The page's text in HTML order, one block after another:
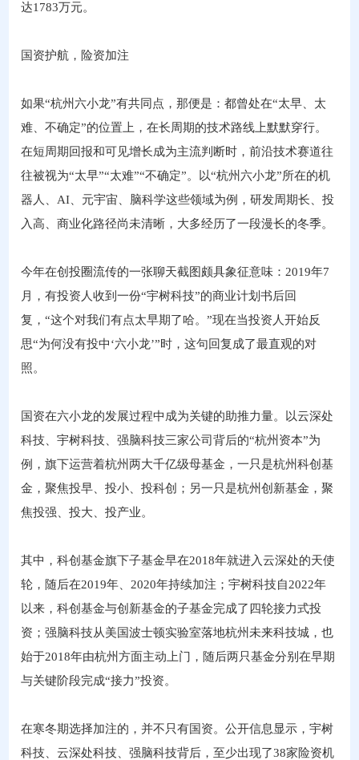
达1783万元。
国资护航，险资加注
如果“杭州六小龙”有共同点，那便是：都曾处在“太早、太
难、不确定”的位置上，在长周期的技术路线上默默穿行。
在短周期回报和可见增长成为主流判断时，前沿技术赛道往
往被视为“太早”“太难”“不确定”。以“杭州六小龙”所在的机
器人、AI、元宇宙、脑科学这些领域为例，研发周期长、投
入高、商业化路径尚未清晰，大多经历了一段漫长的冬季。
今年在创投圈流传的一张聊天截图颇具象征意味：2019年7
月，有投资人收到一份“宇树科技”的商业计划书后回
复，“这个对我们有点太早期了哈。”现在当投资人开始反
思“为何没有投中‘六小龙’”时，这句回复成了最直观的对
照。
国资在六小龙的发展过程中成为关键的助推力量。以云深处
科技、宇树科技、强脑科技三家公司背后的“杭州资本”为
例，旗下运营着杭州两大千亿级母基金，一只是杭州科创基
金，聚焦投早、投小、投科创；另一只是杭州创新基金，聚
焦投强、投大、投产业。
其中，科创基金旗下子基金早在2018年就进入云深处的天使
轮，随后在2019年、2020年持续加注；宇树科技自2022年
以来，科创基金与创新基金的子基金完成了四轮接力式投
资；强脑科技从美国波士顿实验室落地杭州未来科技城，也
始于2018年由杭州方面主动上门，随后两只基金分别在早期
与关键阶段完成“接力”投资。
在寒冬期选择加注的，并不只有国资。公开信息显示，宇树
科技、云深处科技、强脑科技背后，至少出现了38家险资机